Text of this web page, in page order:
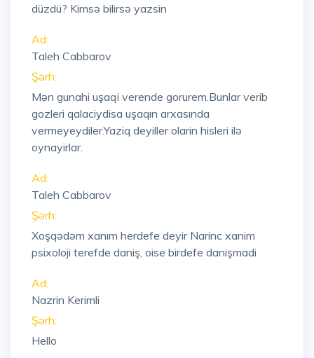
düzdü? Kimsə bilirsə yazsin
Ad:
Taleh Cabbarov
Şərh:
Mən gunahi uşaqi verende gorurem.Bunlar verib
gozleri qalaciydisa uşaqın arxasında
vermeyeydiler.Yaziq deyiller olarin hisleri ilə
oynayirlar.
Ad:
Taleh Cabbarov
Şərh:
Xoşqədəm xanım herdefe deyir Narinc xanim
psixoloji terefde daniş, oise birdefe danişmadi
Ad:
Nazrin Kerimli
Şərh:
Hello